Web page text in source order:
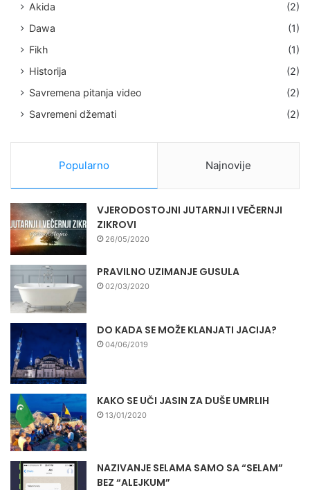
Akida
(2)
Dawa
(1)
Fikh
(1)
Historija
(2)
Savremena pitanja video
(2)
Savremeni džemati
(2)
Popularno Najnovije
VJERODOSTOJNI JUTARNJI I VEČERNJI
ZIKROVI
26/05/2020
PRAVILNO UZIMANJE GUSULA
02/03/2020
DO KADA SE MOŽE KLANJATI JACIJA?
04/06/2019
KAKO SE UČI JASIN ZA DUŠE UMRLIH
13/01/2020
NAZIVANJE SELAMA SAMO SA “SELAM”
BEZ “ALEJKUM”